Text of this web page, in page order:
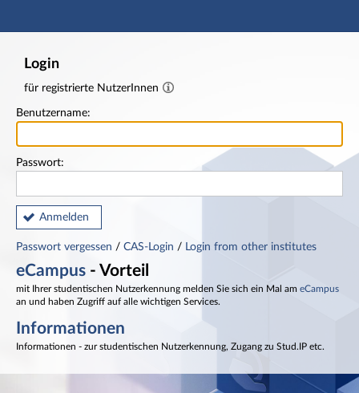
Hauptnavigation
Login
für registrierte NutzerInnen
Benutzername:
Passwort:
Anmelden
Passwort vergessen / CAS-Login / Login from other institutes
eCampus - Vorteil
mit Ihrer studentischen Nutzerkennung melden Sie sich ein Mal am eCampus
an und haben Zugriff auf alle wichtigen Services.
Informationen
Informationen - zur studentischen Nutzerkennung, Zugang zu Stud.IP etc.